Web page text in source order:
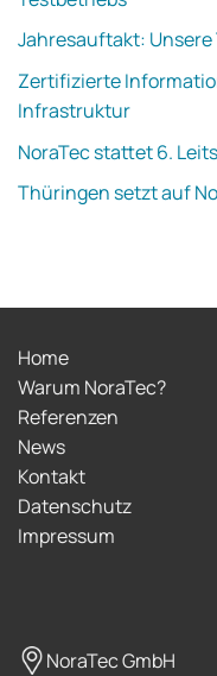
Jahresauftakt:
Zertifizierte
Infrastruktur
NoraTec stattet 6.
Thüringen setzt auf
Home
Warum NoraTec?
Referenzen
News
Kontakt
Datenschutz
Impressum
NoraTec GmbH